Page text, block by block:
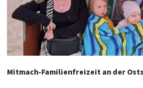
Mitmach-Familienfreizeit an der